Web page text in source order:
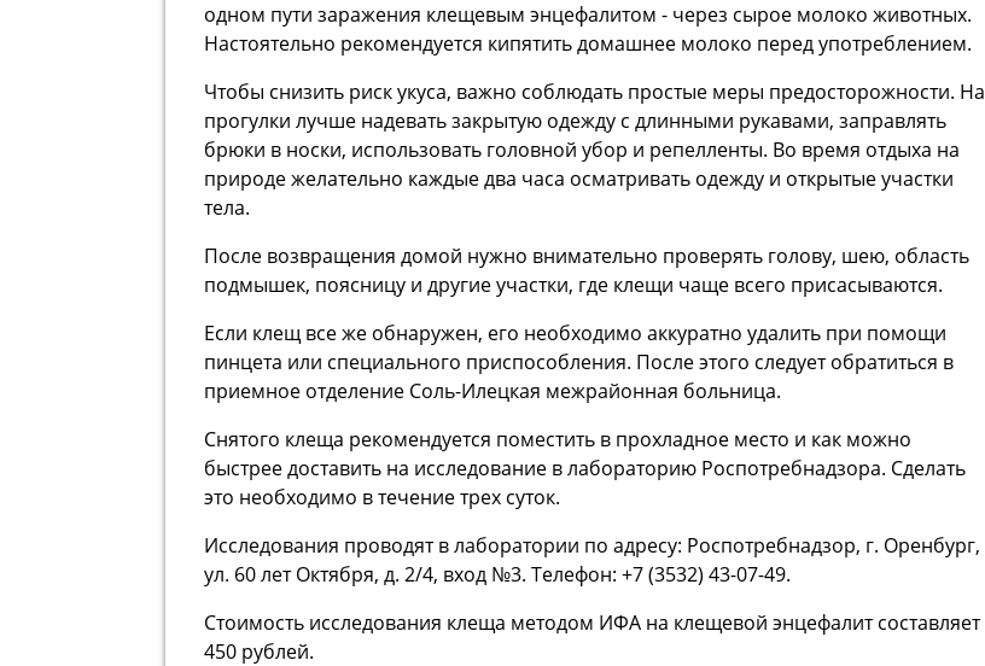
одном пути заражения клещевым энцефалитом - через сырое молоко животных.
Настоятельно рекомендуется кипятить домашнее молоко перед употреблением.
Чтобы снизить риск укуса, важно соблюдать простые меры предосторожности. На
прогулки лучше надевать закрытую одежду с длинными рукавами, заправлять
брюки в носки, использовать головной убор и репелленты. Во время отдыха на
природе желательно каждые два часа осматривать одежду и открытые участки
тела.
После возвращения домой нужно внимательно проверять голову, шею, область
подмышек, поясницу и другие участки, где клещи чаще всего присасываются.
Если клещ все же обнаружен, его необходимо аккуратно удалить при помощи
пинцета или специального приспособления. После этого следует обратиться в
приемное отделение Соль-Илецкая межрайонная больница.
Снятого клеща рекомендуется поместить в прохладное место и как можно
быстрее доставить на исследование в лабораторию Роспотребнадзора. Сделать
это необходимо в течение трех суток.
Исследования проводят в лаборатории по адресу: Роспотребнадзор, г. Оренбург,
ул. 60 лет Октября, д. 2/4, вход №3. Телефон: +7 (3532) 43-07-49.
Стоимость исследования клеща методом ИФА на клещевой энцефалит составляет
450 рублей.